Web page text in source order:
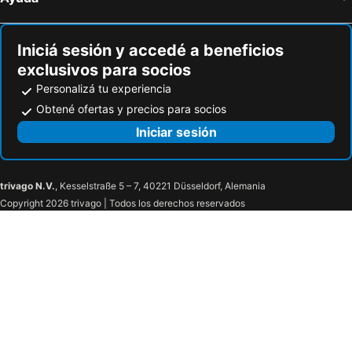
Casa India Catalina
Hotel Zi One Luxury
Hotel Rosandy Galaxy
Casa Emma Hotel Boutique
Hotel Casa Canabal by Faranda Boutique
Hotel Capilla del Mar
Hotel Bantu by Faranda Boutique, a member of Radisson Individuals
Hotel Or Cartagena
Iniciá sesión y accedé a beneficios
exclusivos para socios
Personalizá tu experiencia
Obtené ofertas y precios para socios
Iniciar sesión
trivago N.V., Kesselstraße 5 – 7, 40221 Düsseldorf, Alemania
Copyright 2026 trivago | Todos los derechos reservados